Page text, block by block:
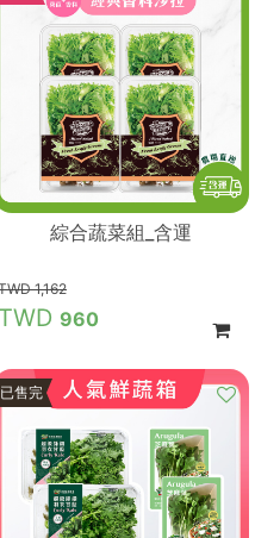
綜合蔬菜組_含運
1,162
960
89 折
已售完